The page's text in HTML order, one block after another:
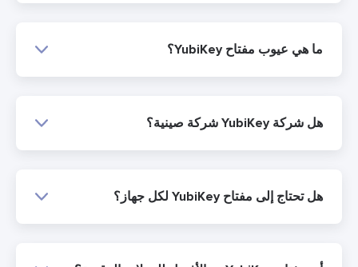
ما هي عيوب مفتاح YubiKey؟
هل شركة YubiKey شركة صينية؟
هل تحتاج إلى مفتاح YubiKey لكل جهاز؟